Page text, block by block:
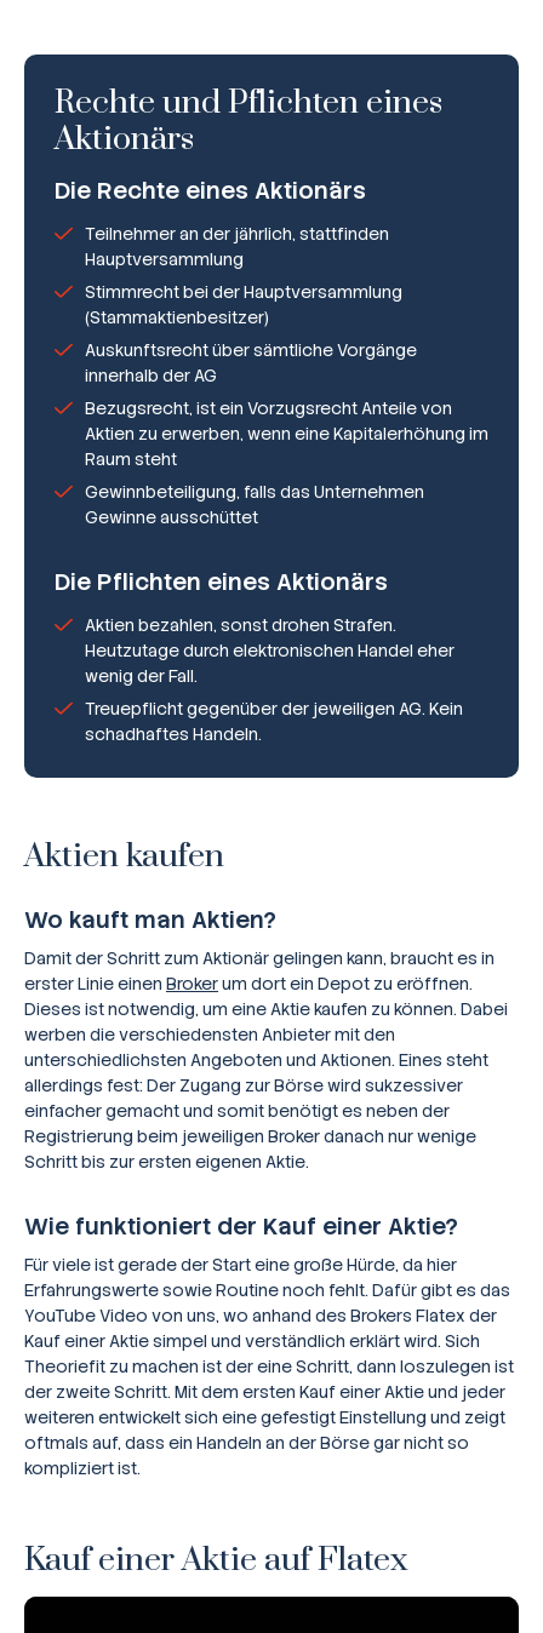
Rechte und Pflichten eines
Aktionärs
Die Rechte eines Aktionärs
Teilnehmer an der jährlich, stattfinden
Hauptversammlung
Stimmrecht bei der Hauptversammlung
(Stammaktienbesitzer)
Auskunftsrecht über sämtliche Vorgänge
innerhalb der AG
Bezugsrecht, ist ein Vorzugsrecht Anteile von
Aktien zu erwerben, wenn eine Kapitalerhöhung im
Raum steht
Gewinnbeteiligung, falls das Unternehmen
Gewinne ausschüttet
Die Pflichten eines Aktionärs
Aktien bezahlen, sonst drohen Strafen.
Heutzutage durch elektronischen Handel eher
wenig der Fall.
Treuepflicht gegenüber der jeweiligen AG. Kein
schadhaftes Handeln.
Aktien kaufen
Wo kauft man Aktien?
Damit der Schritt zum Aktionär gelingen kann, braucht es in
erster Linie einen Brokerum dort ein Depot zu eröffnen.
Dieses ist notwendig, um eine Aktie kaufen zu können. Dabei
werben die verschiedensten Anbieter mit den
unterschiedlichsten Angeboten und Aktionen. Eines steht
allerdings fest: Der Zugang zur Börse wird sukzessiver
einfacher gemacht und somit benötigt es neben der
Registrierung beim jeweiligen Broker danach nur wenige
Schritt bis zur ersten eigenen Aktie.
Wie funktioniert der Kauf einer Aktie?
Für viele ist gerade der Start eine große Hürde, da hier
Erfahrungswerte sowie Routine noch fehlt. Dafür gibt es das
YouTube Video von uns, wo anhand des Brokers Flatex der
Kauf einer Aktie simpel und verständlich erklärt wird. Sich
Theoriefit zu machen ist der eine Schritt, dann loszulegen ist
der zweite Schritt. Mit dem ersten Kauf einer Aktie und jeder
weiteren entwickelt sich eine gefestigt Einstellung und zeigt
oftmals auf, dass ein Handeln an der Börse gar nicht so
kompliziert ist.
Kauf einer Aktie auf Flatex